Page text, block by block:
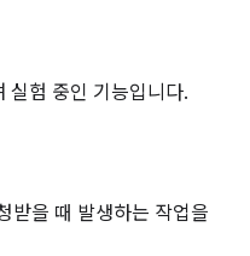
실험 중인 기능입니다.
받을 때 발생하는 작업을